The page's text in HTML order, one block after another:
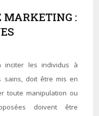
MARKETING :
inciter les individus à
sains, doit être mis en
toute manipulation ou
doivent être